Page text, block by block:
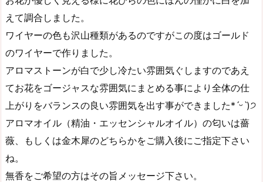
えて調合しました。
ワイヤーの色も沢山種類があるのですがこの度はゴールド
のワイヤーで作りました。
アロマストーンが白で少し冷たい雰囲気ぐしますのであえ
てお花をゴージャスな雰囲気にまとめる事により全体の仕
上がりをバランスの良い雰囲気を出す事ができました*ˊᵕˋ)੭
アロマオイル（精油・エッセンシャルオイル）の匂いは薔
薇、もしくは金木犀のどちらかをご購入後にご指定下さい
ね。
無香をご希望の方はその旨メッセージ下さい。